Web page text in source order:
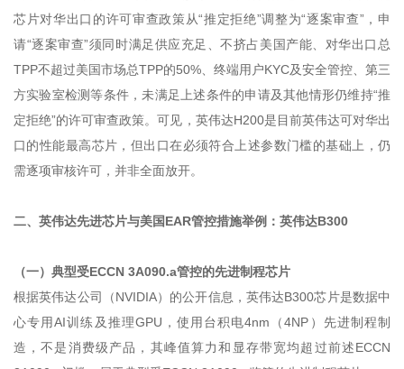
芯片对华出口的许可审查政策从“推定拒绝”调整为“逐案审查”，申
请“逐案审查”须同时满足供应充足、不挤占美国产能、对华出口总
TPP不超过美国市场总TPP的50%、终端用户KYC及安全管控、第三
方实验室检测等条件，未满足上述条件的申请及其他情形仍维持“推
定拒绝”的许可审查政策。可见，英伟达H200是目前英伟达可对华出
口的性能最高芯片，但出口在必须符合上述参数门槛的基础上，仍
需逐项审核许可，并非全面放开。
二、英伟达先进芯片与美国EAR管控措施举例：英伟达B300
（一）典型受ECCN 3A090.a管控的先进制程芯片
根据英伟达公司（NVIDIA）的公开信息，英伟达B300芯片是数据中
心专用AI训练及推理GPU，使用台积电4nm（4NP）先进制程制
造，不是消费级产品，其峰值算力和显存带宽均超过前述ECCN